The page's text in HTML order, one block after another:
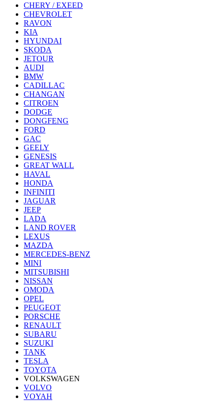
CHERY / EXEED
CHEVROLET
RAVON
KIA
HYUNDAI
SKODA
JETOUR
AUDI
BMW
CADILLAC
CHANGAN
CITROEN
DODGE
DONGFENG
FORD
GAC
GEELY
GENESIS
GREAT WALL
HAVAL
HONDA
INFINITI
JAGUAR
JEEP
LADA
LAND ROVER
LEXUS
MAZDA
MERCEDES-BENZ
MINI
MITSUBISHI
NISSAN
OMODA
OPEL
PEUGEOT
PORSCHE
RENAULT
SUBARU
SUZUKI
TANK
TESLA
TOYOTA
VOLKSWAGEN
VOLVO
VOYAH